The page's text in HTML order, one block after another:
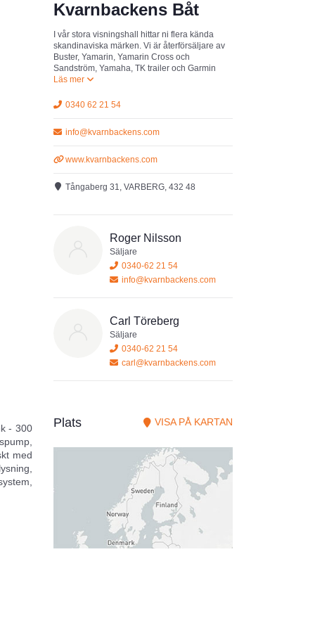
- 300
med
Kvarnbackens Båt
I vår stora visningshall hittar ni flera kända
skandinaviska märken. Vi är återförsäljare av
Buster, Yamarin, Yamarin Cross och
Sandström, Yamaha, TK trailer och Garmin
0340 62 21 54
info@kvarnbackens.com
www.kvarnbackens.com
Tångaberg 31, VARBERG, 432 48
Roger Nilsson
Säljare
0340-62 21 54
info@kvarnbackens.com
Carl Töreberg
Säljare
0340-62 21 54
carl@kvarnbackens.com
Plats VISA PÅ KARTAN